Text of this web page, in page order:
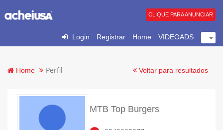
Login Registrar Home VIDEOADS
CLIQUE PARA ANUNCIAR
Home Perfil Voltar para resultados
MTB Top Burgers